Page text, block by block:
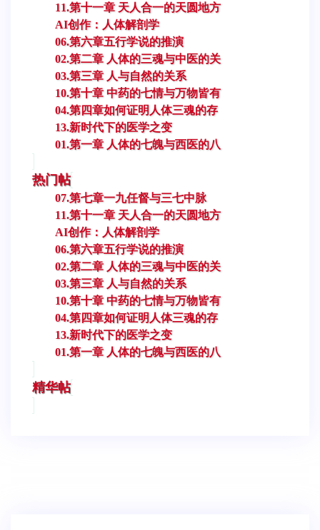
11.第十一章 天人合一的天圆地方
AI创作：人体解剖学
06.第六章五行学说的推演
02.第二章 人体的三魂与中医的关
03.第三章 人与自然的关系
10.第十章 中药的七情与万物皆有
04.第四章如何证明人体三魂的存
13.新时代下的医学之变
01.第一章 人体的七魄与西医的八
热门帖
07.第七章一九任督与三七中脉
11.第十一章 天人合一的天圆地方
AI创作：人体解剖学
06.第六章五行学说的推演
02.第二章 人体的三魂与中医的关
03.第三章 人与自然的关系
10.第十章 中药的七情与万物皆有
04.第四章如何证明人体三魂的存
13.新时代下的医学之变
01.第一章 人体的七魄与西医的八
精华帖